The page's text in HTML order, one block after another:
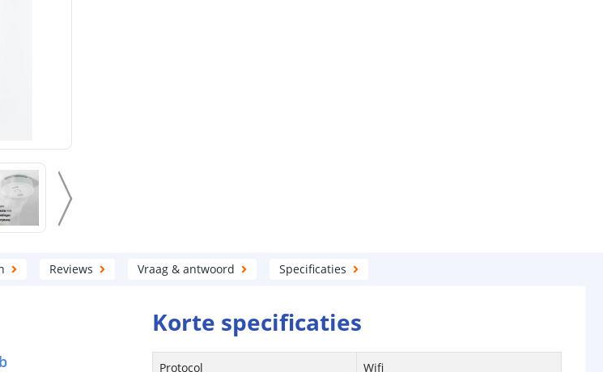
Reviews Vraag & antwoord Specificaties
Korte specificaties
Protocol
Wifi